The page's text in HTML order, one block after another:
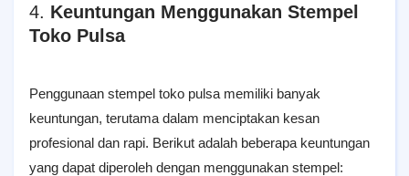
4. Keuntungan Menggunakan Stempel
Toko Pulsa
Penggunaan stempel toko pulsa memiliki banyak
keuntungan, terutama dalam menciptakan kesan
profesional dan rapi. Berikut adalah beberapa keuntungan
yang dapat diperoleh dengan menggunakan stempel: